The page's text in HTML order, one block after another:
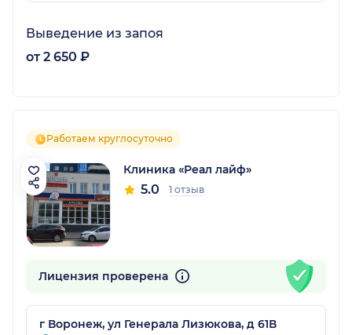
Выведение из запоя
от 2 650 ₽
Работаем круглосуточно
Клиника «Реал лайф»
5.0 1 отзыв
Лицензия проверена
г Воронеж, ул Генерала Лизюкова, д 61В